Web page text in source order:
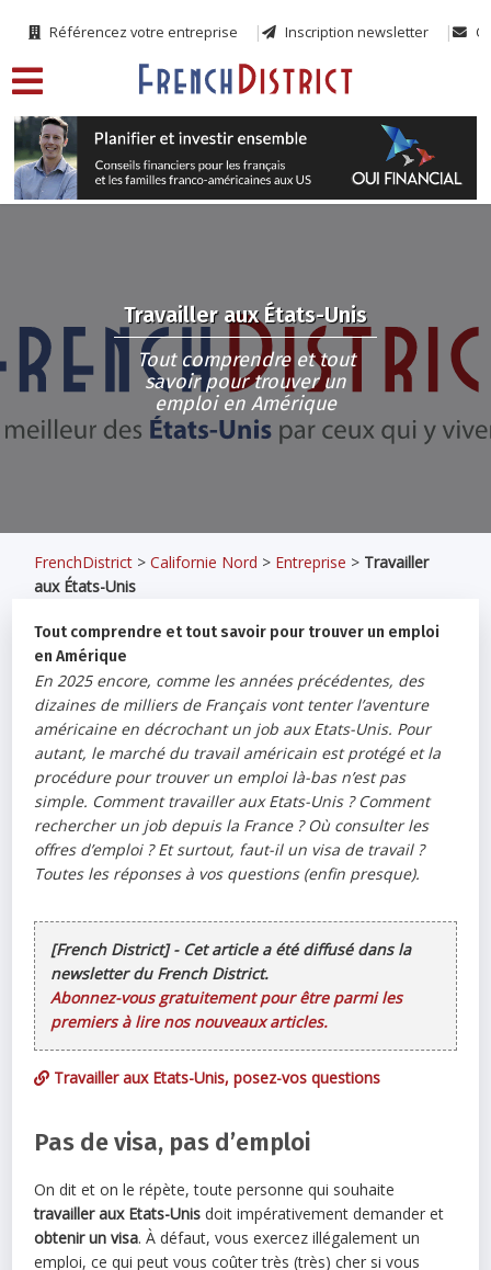
Référencez votre entreprise Inscription newsletter
Travailler aux États-Unis
Tout comprendre et tout
savoir pour trouver un
emploi en Amérique
FrenchDistrict >Californie Nord > Entreprise > Travailler
aux États-Unis
Tout comprendre et tout savoir pour trouver un emploi
en Amérique
En 2025 encore, comme les années précédentes, des
dizaines de milliers de Français vont tenter l’aventure
américaine en décrochant un job aux Etats-Unis. Pour
autant, le marché du travail américain est protégé et la
procédure pour trouver un emploi là-bas n’est pas
simple. Comment travailler aux Etats-Unis ? Comment
rechercher un job depuis la France ? Où consulter les
offres d’emploi ? Et surtout, faut-il un visa de travail ?
Toutes les réponses à vos questions (enfin presque).
[French District] - Cet article a été diffusé dans la
newsletter du French District.
Abonnez-vous gratuitement pour être parmi les
premiers à lire nos nouveaux articles.
Travailler aux Etats-Unis, posez-vos questions
Pas de visa, pas d’emploi
On dit et on le répète, toute personne qui souhaite
travailler aux Etats-Unis doit impérativement demander et
obtenir un visa. À défaut, vous exercez illégalement un
emploi, ce qui peut vous coûter très (très) cher si vous